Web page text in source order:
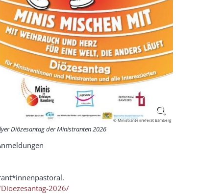
© Ministrantenreferat Bamberg
Diözesantag der Ministranten 2026
2026/